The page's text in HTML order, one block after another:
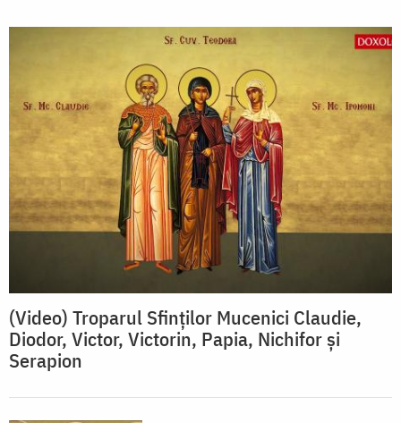
(Video) Troparul Sfinților Mucenici Claudie,
Diodor, Victor, Victorin, Papia, Nichifor și
Serapion